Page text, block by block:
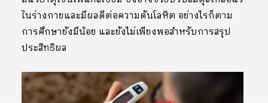
ในร่างกายและมีผลดีต่อความดันโลหิต อย่างไรก็ตาม
การศึกษายังมีน้อย และยังไม่เพียงพอสำหรับการสรุป
ประสิทธิผล